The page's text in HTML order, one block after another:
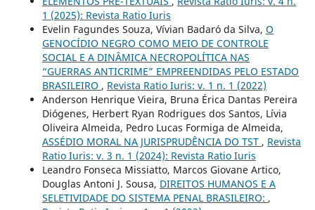
1 (2025): Revista Ratio Iuris
Evelin Fagundes Souza, Vívian Badaró da Silva, O
GENOCÍDIO NEGRO COMO MEIO DE CONTROLE
SOCIAL E A DINÂMICA NECROPOLÍTICA NAS
“GUERRAS ANTICRIME” EMPREENDIDAS PELO ESTADO
BRASILEIRO , Revista Ratio Iuris: v. 1 n. 1 (2022)
Anderson Henrique Vieira, Bruna Érica Dantas Pereira
Diógenes, Herbert Ryan Rodrigues dos Santos, Lívia
Oliveira Almeida, Pedro Lucas Formiga de Almeida,
ASSÉDIO MORAL NA JURISPRUDÊNCIA DO TST , Revista
Ratio Iuris: v. 3 n. 1 (2024): Revista Ratio Iuris
Leandro Fonseca Missiatto, Marcos Giovane Artico,
Douglas Antoni J. Sousa, DIREITOS HUMANOS E A
SELETIVIDADE DO SISTEMA PENAL BRASILEIRO: ,